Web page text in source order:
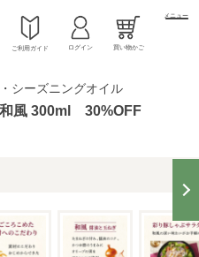
ご利用ガイド ログイン 買い物かご
メニュー
シーズニングオイル
風 300ml 30%OFF